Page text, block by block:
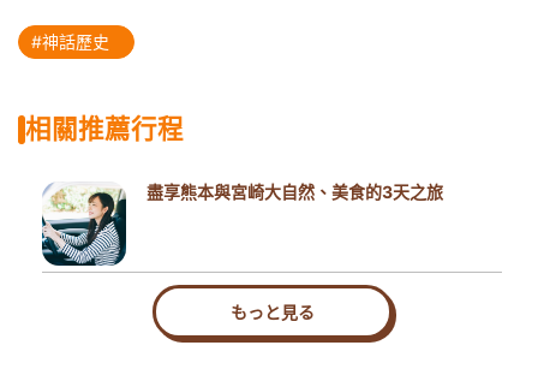
#神話歷史
相關推薦行程
盡享熊本與宮崎大自然、美食的3天之旅
もっと見る